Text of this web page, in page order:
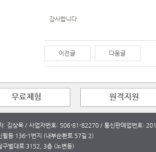
감사합니다.
무료체험 원격지원
: 김상묵 / 사업자번호: 506-81-82270 / 통신판매업번호:
월동 136-1번지 (내부순환로 57길 2)
구벌대로 3152, 3층 (노변동)